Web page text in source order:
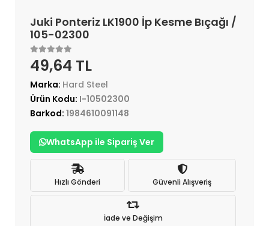
Juki Ponteriz LK1900 İp Kesme Bıçağı /
105-02300
49,64 TL
Marka: Hard Steel
Ürün Kodu: I-10502300
Barkod: 1984610091148
WhatsApp ile Sipariş Ver
Hızlı Gönderi Güvenli Alışveriş
İade ve Değişim